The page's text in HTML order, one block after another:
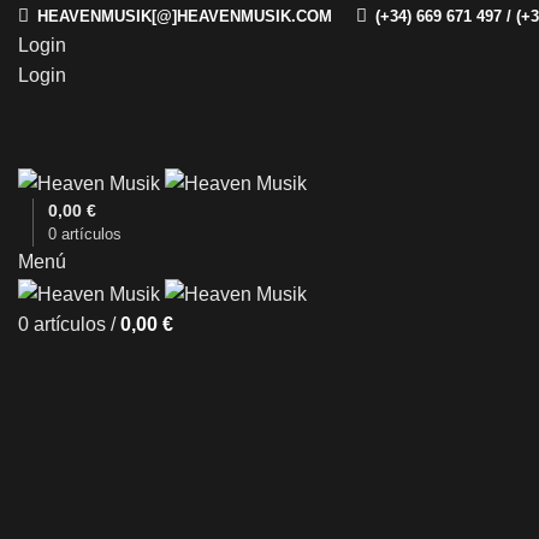
HEAVENMUSIK[@]HEAVENMUSIK.COM (+34) 669 671 497 /
Login
Login
0 artículos
0,00 €
Menú
0 artículos / 0,00 €